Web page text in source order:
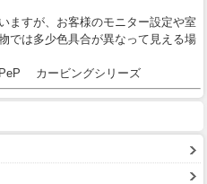
ますが、お客様のモニター設定や室
では多少色具合が異なって見える場
PeP カービングシリーズ